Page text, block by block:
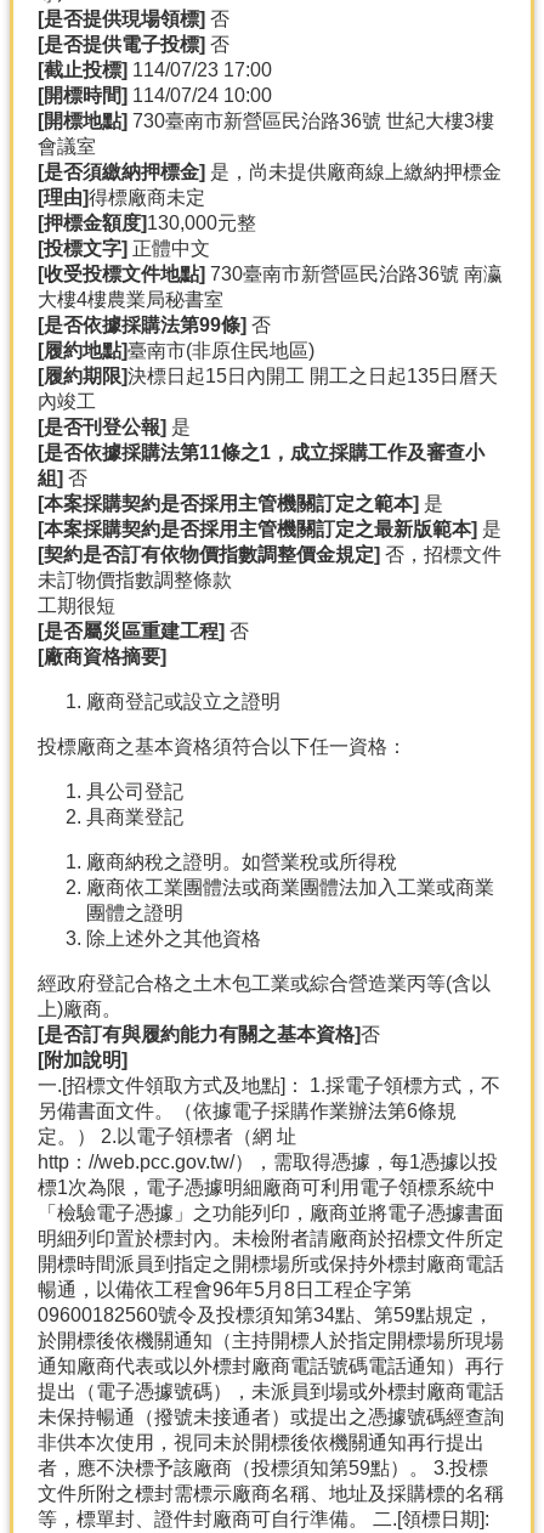
[是否提供現場領標] 否
[是否提供電子投標] 否
[截止投標] 114/07/23 17:00
[開標時間] 114/07/24 10:00
[開標地點] 730臺南市新營區民治路36號 世紀大樓3樓
會議室
[是否須繳納押標金] 是，尚未提供廠商線上繳納押標金
[理由]得標廠商未定
[押標金額度]130,000元整
[投標文字] 正體中文
[收受投標文件地點] 730臺南市新營區民治路36號 南瀛
大樓4樓農業局秘書室
[是否依據採購法第99條] 否
[履約地點]臺南市(非原住民地區)
[履約期限]決標日起15日內開工 開工之日起135日曆天
內竣工
[是否刊登公報] 是
[是否依據採購法第11條之1 ，成立採購工作及審查小
組] 否
[本案採購契約是否採用主管機關訂定之範本] 是
[本案採購契約是否採用主管機關訂定之最新版範本] 是
[契約是否訂有依物價指數調整價金規定] 否，招標文件
未訂物價指數調整條款
工期很短
[是否屬災區重建工程] 否
[廠商資格摘要]
廠商登記或設立之證明
投標廠商之基本資格須符合以下任一資格：
具公司登記
具商業登記
廠商納稅之證明。如營業稅或所得稅
廠商依工業團體法或商業團體法加入工業或商業
團體之證明
除上述外之其他資格
經政府登記合格之土木包工業或綜合營造業丙等(含以
上)廠商。
[是否訂有與履約能力有關之基本資格]否
[附加說明]
一.[招標文件領取方式及地點]： 1.採電子領標方式，不
另備書面文件。（依據電子採購作業辦法第6條規
定。） 2.以電子領標者（網 址
http：//web.pcc.gov.tw/），需取得憑據，每1憑據以投
標1次為限，電子憑據明細廠商可利用電子領標系統中
「檢驗電子憑據」之功能列印，廠商並將電子憑據書面
明細列印置於標封內。未檢附者請廠商於招標文件所定
開標時間派員到指定之開標場所或保持外標封廠商電話
暢通，以備依工程會96年5月8日工程企字第
09600182560號令及投標須知第34點、第59點規定，
於開標後依機關通知（主持開標人於指定開標場所現場
通知廠商代表或以外標封廠商電話號碼電話通知）再行
提出（電子憑據號碼），未派員到場或外標封廠商電話
未保持暢通（撥號未接通者）或提出之憑據號碼經查詢
非供本次使用，視同未於開標後依機關通知再行提出
者，應不決標予該廠商（投標須知第59點）。 3.投標
文件所附之標封需標示廠商名稱、地址及採購標的名稱
等，標單封、證件封廠商可自行準備。 二.[領標日期]: